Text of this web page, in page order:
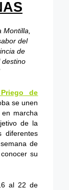
Montilla,
del
de
destino
de
se unen
marcha
de la
diferentes
de
su
al 22 de